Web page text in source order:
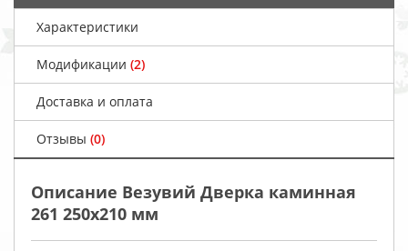
Характеристики
Модификации (2)
Доставка и оплата
Отзывы (0)
Описание Везувий Дверка каминная
261 250x210 мм